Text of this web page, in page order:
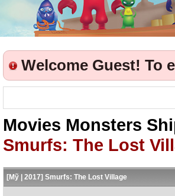
Welcome Guest! To
Movies Monsters
Smurfs: The Lost
[Mỹ | 2017] Smurfs: The Lost Village